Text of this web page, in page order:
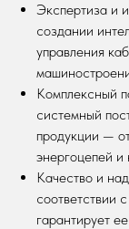
Экспертиза и
создании
управления
Комплексный
системный
продукции —
энергоцепей
Качество и
соответствии
гарантирует